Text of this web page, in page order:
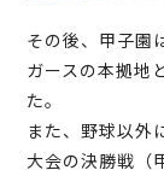
その後、甲子園
ガースの本拠地
た。
また、野球以外
大会の決勝戦（